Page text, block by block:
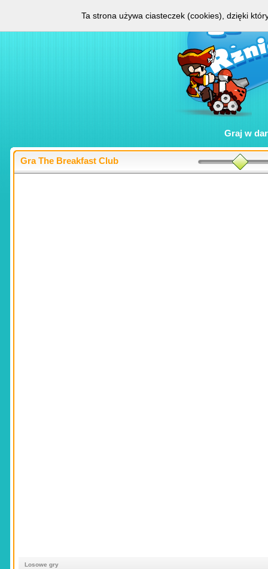
Graj w
Gra The Breakfast Club
Losowe gry
Ta strona używa ciasteczek (cookies), dzięki